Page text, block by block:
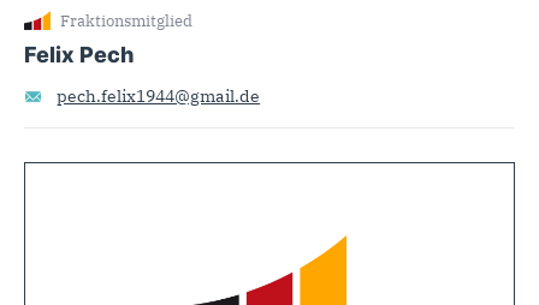
Fraktionsmitglied
Felix Pech
pech.felix1944@gmail.de